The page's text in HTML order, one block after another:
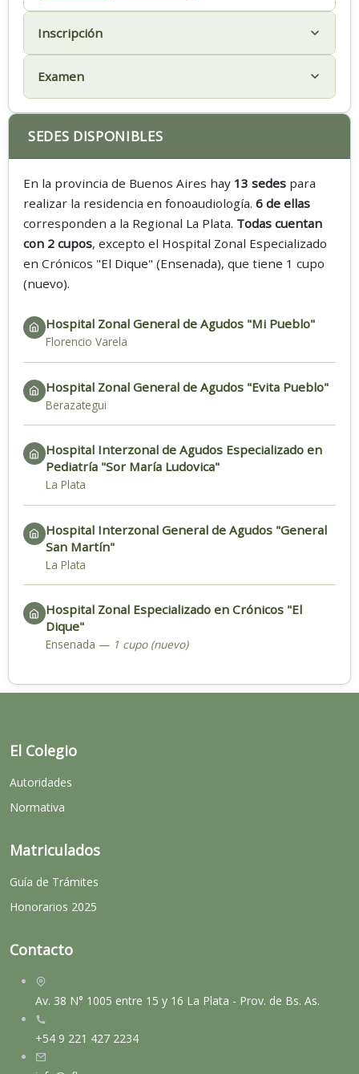
Inscripción
Examen
SEDES DISPONIBLES
En la provincia de Buenos Aires hay 13 sedespara
realizar la residencia en fonoaudiología. 6 de ellas
corresponden a la Regional La Plata. Todas cuentan
con 2 cupos, excepto el Hospital Zonal Especializado
en Crónicos "El Dique" (Ensenada), que tiene 1 cupo
(nuevo).
Hospital Zonal General de Agudos "Mi Pueblo"
Florencio Varela
Hospital Zonal General de Agudos "Evita Pueblo"
Berazategui
Hospital Interzonal de Agudos Especializado en
Pediatría "Sor María Ludovica"
La Plata
Hospital Interzonal General de Agudos "General
San Martín"
La Plata
Hospital Zonal Especializado en Crónicos "El
Dique"
Ensenada — 1 cupo (nuevo)
El Colegio
Autoridades
Normativa
Matriculados
Guía de Trámites
Honorarios 2025
Contacto
Av. 38 N° 1005 entre 15 y 16 La Plata - Prov. de Bs. As.
+54 9 221 427 2234